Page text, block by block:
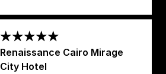
Renaissance Cairo Mirage
City Hotel